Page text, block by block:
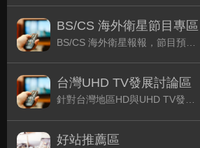
BS/CS 海外衛星節目專區
台灣UHD TV發展討論區
好站推薦區